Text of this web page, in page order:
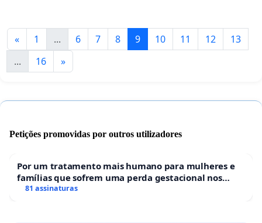
« 1 ... 6 7 8 9 10 11 12
13
...
16 »
Petições promovidas por outros utilizadores
Por um tratamento mais humano para mulheres e
famílias que sofrem uma perda gestacional nos
hospitais portugueses
81 assinaturas